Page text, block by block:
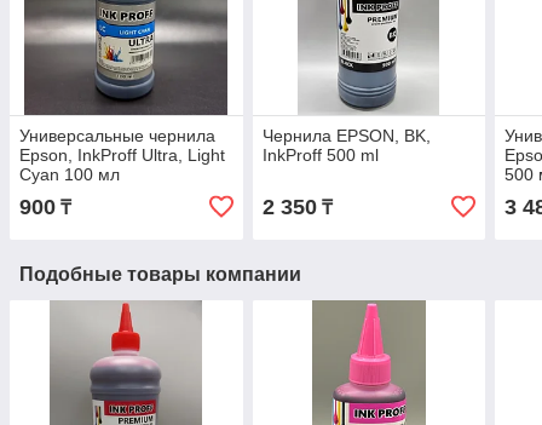
Универсальные чернила
Epson, InkProff Ultra, Light
Cyan 100 мл
900 ₸
Чернила EPSON, BK,
InkProff 500 ml
2 350₸
500
3
Подобные товары компании